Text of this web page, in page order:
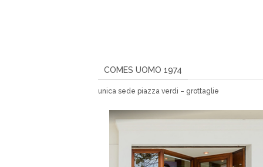
COMES UOMO 1974
unica sede piazza verdi – grottaglie